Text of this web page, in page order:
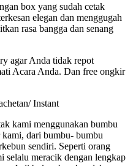
box yang sudah cetak
elegan dan menggugah
rasa bangga dan senang
agar Anda tidak repot
Acara Anda. Dan free ongkir
Instant
kami menggunakan bumbu
dari bumbu- bumbu
sendiri. Seperti orang
selalu meracik dengan lengkap